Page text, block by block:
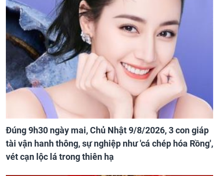
Đúng 9h30 ngày mai, Chủ Nhật 9/8/2026, 3 con giáp
tài vận hanh thông, sự nghiệp như 'cá chép hóa Rồng',
vét cạn lộc lá trong thiên hạ